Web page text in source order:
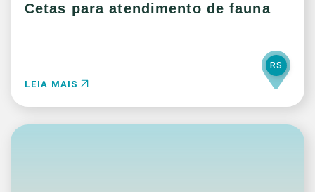
Cetas para atendimento de fauna
LEIA MAIS
RS